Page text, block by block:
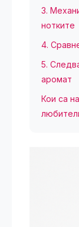
3.
нотките
4.
5.
аромат
Кои са